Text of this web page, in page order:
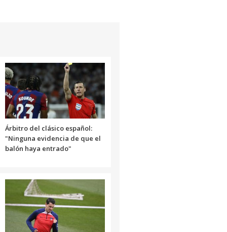
Árbitro del clásico español:
"Ninguna evidencia de que el
balón haya entrado"